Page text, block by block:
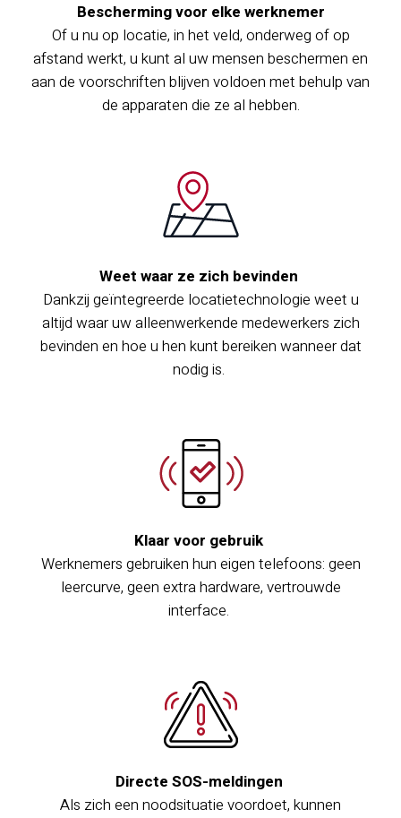
Bescherming voor elke werknemer
Of u nu op locatie, in het veld, onderweg of op
afstand werkt, u kunt al uw mensen beschermen en
aan de voorschriften blijven voldoen met behulp van
de apparaten die ze al hebben.
Weet waar ze zich bevinden
Dankzij geïntegreerde locatietechnologie weet u
altijd waar uw alleenwerkende medewerkers zich
bevinden en hoe u hen kunt bereiken wanneer dat
nodig is.
Klaar voor gebruik
Werknemers gebruiken hun eigen telefoons: geen
leercurve, geen extra hardware, vertrouwde
interface.
Directe SOS-meldingen
Als zich een noodsituatie voordoet, kunnen